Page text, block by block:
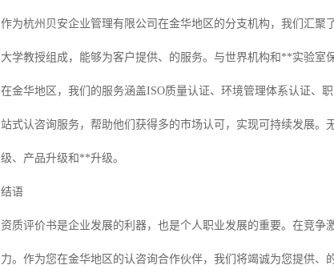
作为杭州贝安企业管理有限公司在金华地区的分支机构，我们汇
大学教授组成，能够为客户提供、的服务。与世界机构和**实验室
在金华地区，我们的服务涵盖ISO质量认证、环境管理体系认证、
站式认咨询服务，帮助他们获得多的市场认可，实现可持续发展
级、产品升级和**升级。
结语
资质评价书是企业发展的利器，也是个人职业发展的重要。在竞
力。作为您在金华地区的认咨询合作伙伴，我们将竭诚为您提供、